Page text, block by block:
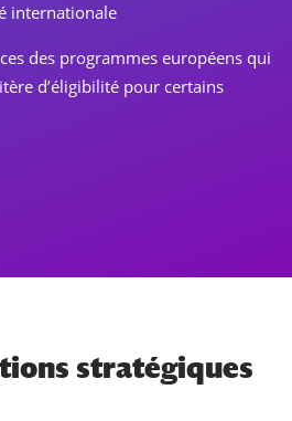
internationale
des programmes européens qui
d’éligibilité pour certains
stratégiques